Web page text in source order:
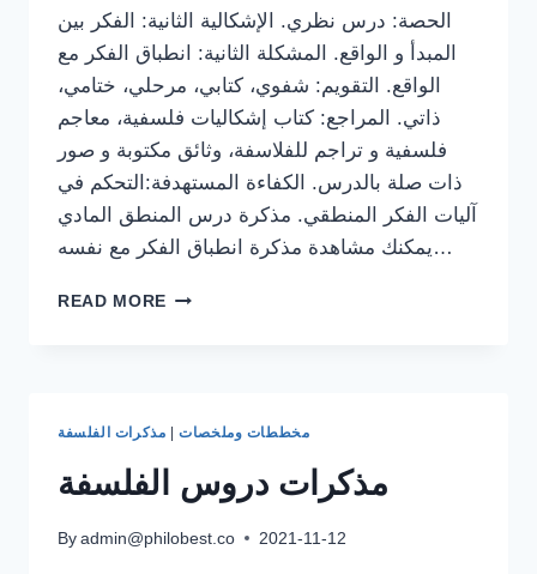
الحصة: درس نظري. الإشكالية الثانية: الفكر بين
المبدأ و الواقع. المشكلة الثانية: انطباق الفكر مع
الواقع. التقويم: شفوي، كتابي، مرحلي، ختامي،
ذاتي. المراجع: كتاب إشكاليات فلسفية، معاجم
فلسفية و تراجم للفلاسفة، وثائق مكتوبة و صور
ذات صلة بالدرس. الكفاءة المستهدفة:التحكم في
آليات الفكر المنطقي. مذكرة درس المنطق المادي
يمكنك مشاهدة مذكرة انطباق الفكر مع نفسه…
READ MORE مذكرة
الواقع
المنطق
المادي
مخططات وملخصات| مذكرات الفلسفة
مذكرات دروس الفلسفة
By admin@philobest.co 2021-11-12